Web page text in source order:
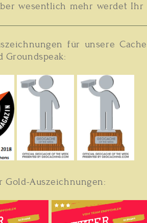
wesentlich mehr werdet
für unsere
Groundspeak:
Gold-Auszeichnungen: